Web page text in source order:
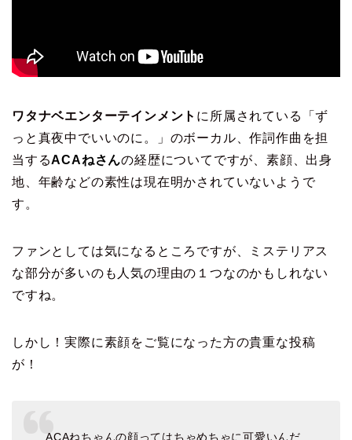
ワタナベエンターテインメント に所属されている「ず
っと真夜中でいいのに。」のボーカル、作詞作曲を担
当するACAねさんの経歴についてですが、素顔、出身
地、年齢などの素性は現在明かされていないようで
す。
ファンとしては気になるところですが、ミステリアス
な部分が多いのも人気の理由の１つなのかもしれない
ですね。
しかし！実際に素顔をご覧になった方の貴重な投稿
が！
ACAねちゃんの顔ってはちゃめちゃに可愛いんだ